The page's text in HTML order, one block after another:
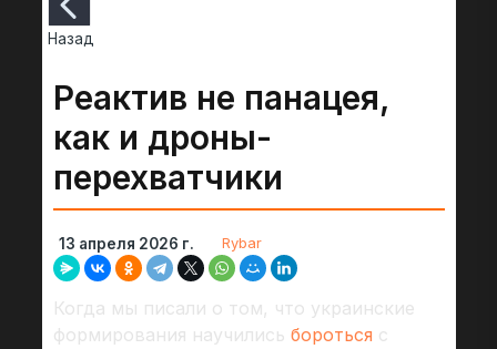
Назад
Реактив не панацея,
как и дроны-
перехватчики
13 апреля 2026 г. Rybar
Когда мы писали о том, что украинские
формирования научились бороться с